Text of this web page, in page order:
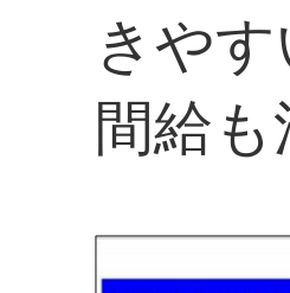
きや
間給